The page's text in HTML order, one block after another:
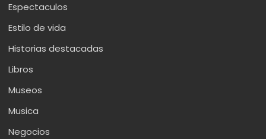
Espectaculos
Estilo de vida
Historias destacadas
Libros
Museos
Musica
Negocios